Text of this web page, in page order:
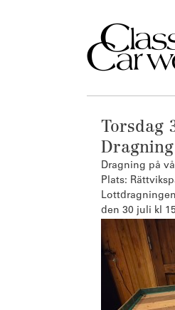
Torsdag
Dragning på
Plats:
den 30 juli kl